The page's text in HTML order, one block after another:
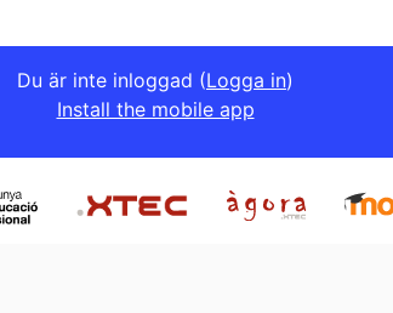
Du är inte inloggad (Logga in)
Install the mobile app